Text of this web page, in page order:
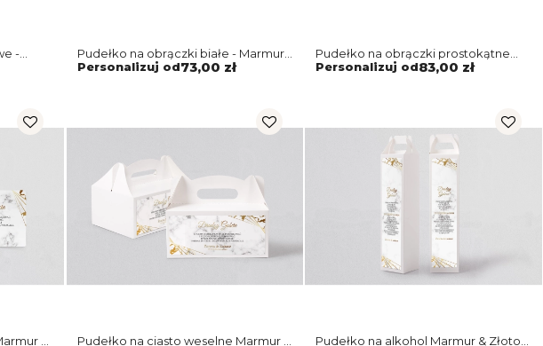
-
Pudełko na obrączki białe - Marmur
i złoto Motyw 4
Personalizuj od73,00 zł
Pudełko na obrączki prostokątne
brązowe - Marmur i Złoto Motyw 4
Personalizuj od83,00 zł
&
Pudełko na ciasto weselne Marmur &
Pudełko na alkohol Marmur & Złoto